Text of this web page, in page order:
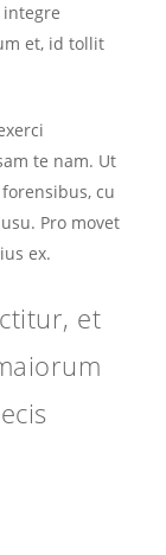
et, id tollit
te nam. Ut
cu
Pro movet
ex.
et